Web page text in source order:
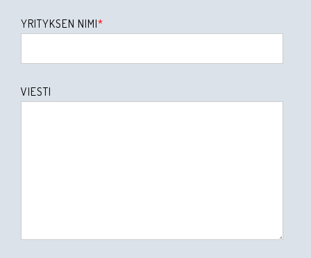
YRITYKSEN NIMI*
VIESTI